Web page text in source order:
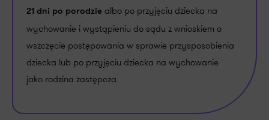
21 dni po porodzie albo po przyjęciu dziecka na
wychowanie i wystąpieniu do sądu z wnioskiem o
wszczęcie postępowania w sprawie przysposobienia
dziecka lub po przyjęciu dziecka na wychowanie
jako rodzina zastępcza